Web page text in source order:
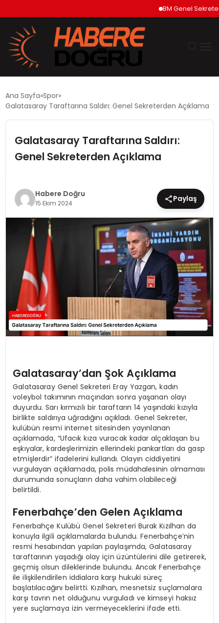
BM Genel Sekreteri
SİYASET
TEKNOLOJİ
SPOR
EĞİTİM
MAGAZİN
SAĞLIK
YAŞAM
Ana Sayfa Spor
Galatasaray Taraftarına Saldırı: Genel Sekreterden Açıklama
Galatasaray Taraftarına Saldırı:
Genel Sekreterden Açıklama
Habere Doğru
15 Ekim 2024 Paylaş
Galatasaray’dan Şok Açıklama
Galatasaray Genel Sekreteri Eray Yazgan, kadın
voleybol takımının maçından sonra yaşanan olayı
duyurdu. Sarı kırmızılı bir taraftarın 14 yaşındaki kızıyla
birlikte saldırıya uğradığını açıkladı. Genel Sekreter,
kulübün resmi internet sitesinden yayınlanan
açıklamada, “Ufacık kıza vuracak kadar alçaklaşan bu
eşkıyalar, kardeşlerimizin ellerindeki pankartları da gasp
etmişlerdir” ifadelerini kullandı. Olayın ciddiyetini
vurgulayan açıklamada, polis müdahalesinin olmaması
durumunda sonuçların daha vahim olabileceği
belirtildi.
Fenerbahçe’den Gelen Açıklama
Fenerbahçe Kulübü Genel Sekreteri Burak Kızılhan da
konuyla ilgili açıklamalarda bulundu. Fenerbahçe’nin
resmi hesabından yapılan paylaşımda, Galatasaray
taraftarının yaşadığı olay için üzüntülerini dile getirerek,
geçmiş olsun dileklerinde bulundu. Ancak Fenerbahçe
ile ilişkilendirilen iddialara karşı hukuki süreç
başlatılacağını belirtti. Kızılhan, mesnetsiz suçlamalara
karşı tavrın net olduğunu vurguladı ve kimseyi haksız
yere suçlamaya izin vermeyeceklerini ifade etti.